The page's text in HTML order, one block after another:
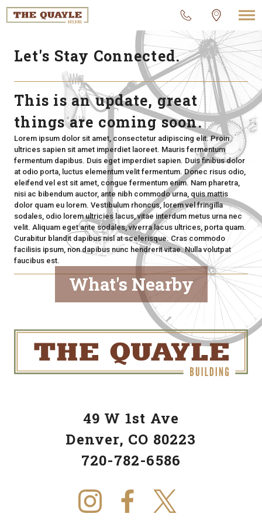
Let's Stay Connected.
This is an update, great
things are coming soon.
Lorem ipsum dolor sit amet, consectetur adipiscing elit. Proin
ultrices sapien sit amet imperdiet laoreet. Mauris fermentum
fermentum dapibus. Duis eget imperdiet sapien. Duis finibus dolor
at odio porta, luctus elementum velit fermentum. Donec risus odio,
eleifend vel est sit amet, congue fermentum enim. Nam pharetra,
nisi ac bibendum auctor, ante nibh commodo urna, quis mattis
dolor quam eu lorem. Vestibulum rhoncus, lorem vel fringilla
sodales, odio lorem ultricies lacus, vitae interdum metus urna nec
velit. Aliquam eget ante sodales, viverra lacus ultrices, porta quam.
Curabitur blandit dapibus nisl at scelerisque. Cras commodo
facilisis ipsum, non dapibus nunc hendrerit vitae. Nulla volutpat
faucibus est.
What's Nearby
49 W 1st Ave
Denver, CO 80223
720-782-6586